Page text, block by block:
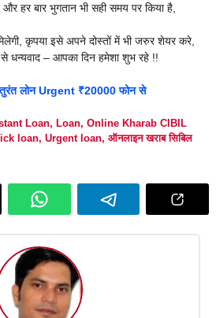
हर बार भुगतान भी सही समय पर किया है,
कृपया इसे अपने दोस्तों में भी जरुर शेयर करे,
धन्यवाद – आपका दिन हमेशा शुभ रहे !!
तुरंत लोन Urgent ₹20000 फोन से
Loan, Loan, Online Kharab CIBIL
loan, Urgent loan, ऑनलाइन खराब सिबिल